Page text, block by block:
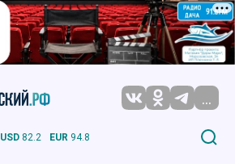
...
USD 82.2 EUR 94.8